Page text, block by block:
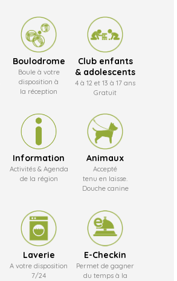
Boulodrome
Boule à votre
disposition à
la réception
Club enfants
& adolescents
4 à 12 et 13 à 17 ans
Gratuit
Information
Activités & Agenda
de la région
Animaux
Accepté
tenu en laisse.
Douche canine
Laverie
A votre disposition
7/24
E-Checkin
Permet de gagner
du temps à la